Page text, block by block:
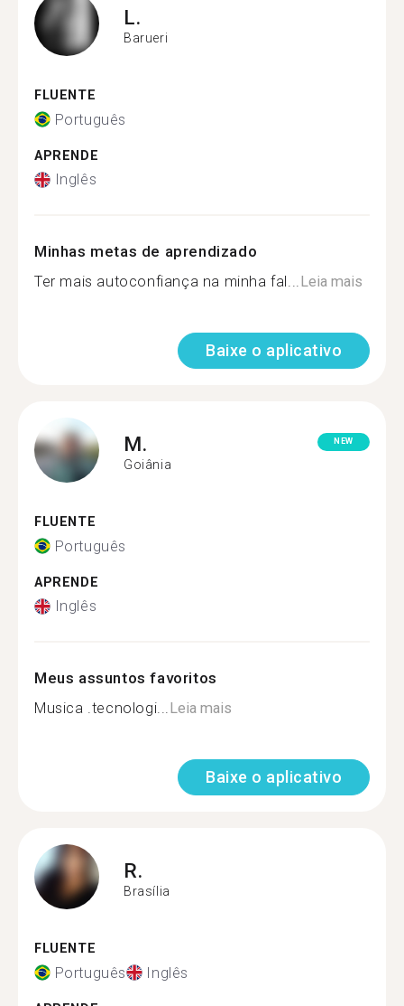
L.
Barueri
FLUENTE
Português
APRENDE
Inglês
Minhas metas de aprendizado
Ter mais autoconfiança na minha fal...Leia mais
Baixe o aplicativo
M.
Goiânia
NEW
FLUENTE
Português
APRENDE
Inglês
Meus assuntos favoritos
Musica .tecnologi...Leia mais
Baixe o aplicativo
R.
Brasília
FLUENTE
Português Inglês